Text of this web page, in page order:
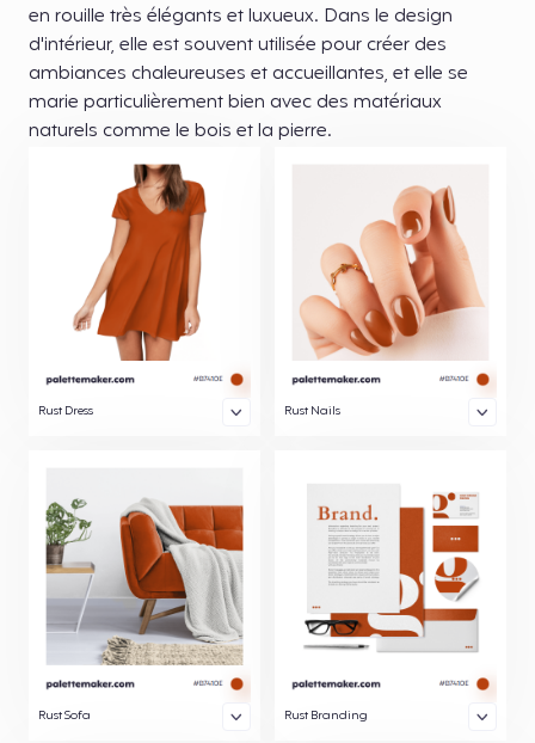
en rouille très élégants et luxueux. Dans le design
d'intérieur, elle est souvent utilisée pour créer des
ambiances chaleureuses et accueillantes, et elle se
marie particulièrement bien avec des matériaux
naturels comme le bois et la pierre.
Rust Dress Rust Nails
Rust Sofa Rust Branding